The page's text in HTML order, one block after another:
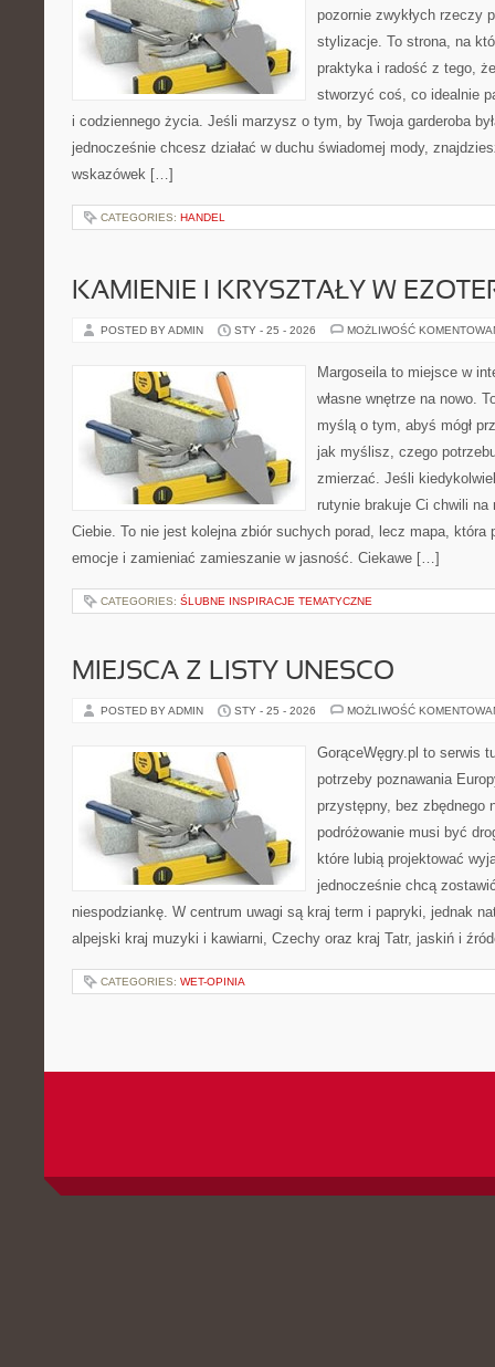
pozornie zwykłych rzeczy
stylizacje. To strona, na
praktyka i radość z tego,
stworzyć coś, co idealnie
i codziennego życia. Jeśli marzysz o tym, by Twoja garderoba
jednocześnie chcesz działać w duchu świadomej mody,
wskazówek […]
CATEGORIES: HANDEL
KAMIENIE I KRYSZTAŁY W
POSTED BY ADMIN STY - 25 - 2026 MOŻLIWOŚĆ
Margoseila to miejsce w
własne wnętrze na nowo.
myślą o tym, abyś mógł
jak myślisz, czego
zmierzać. Jeśli
rutynie brakuje Ci chwili
Ciebie. To nie jest kolejna zbiór suchych porad, lecz mapa, która
emocje i zamieniać zamieszanie w jasność. Ciekawe […]
CATEGORIES: ŚLUBNE INSPIRACJE TEMATYCZNE
MIEJSCA Z LISTY UNESCO
POSTED BY ADMIN STY - 25 - 2026 MOŻLIWOŚĆ
GorąceWęgry.pl to serwis
potrzeby poznawania
przystępny, bez zbędnego
podróżowanie musi być
które lubią projektować
jednocześnie chcą
niespodziankę. W centrum uwagi są kraj term i papryki, jednak
alpejski kraj muzyki i kawiarni, Czechy oraz kraj Tatr, jaskiń i
CATEGORIES: WET-OPINIA